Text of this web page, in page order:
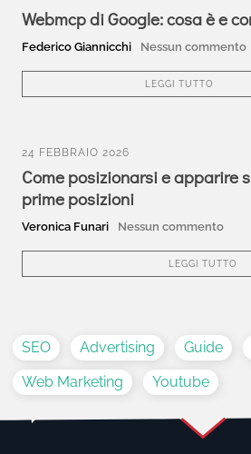
Webmcp di Google: cosa è e
Federico Giannicchi Nessun commento
LEGGI TUTTO
24 FEBBRAIO 2026
Come posizionarsi e apparire
prime posizioni
Veronica Funari Nessun commento
LEGGI TUTTO
SEO Advertising Guide
Web Marketing
Youtube